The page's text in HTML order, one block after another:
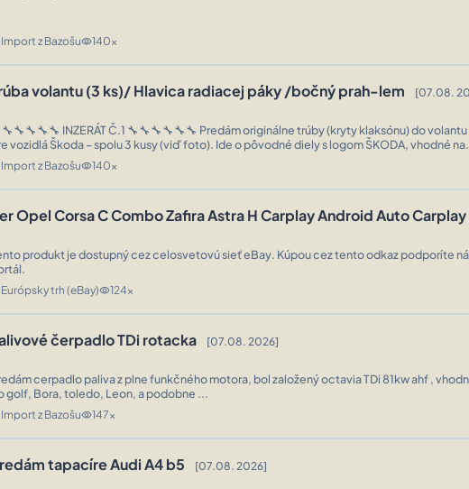
Import z Bazošuvisibility140x
volantu (3 ks)/ Hlavica radiacej páky /bočný prah-lem [07.08.
INZERÁT Č.1 🔧🔧🔧🔧🔧🔧 Predám originálne trúby (kryty klaksónu) do volantu
vozidlá Škoda – spolu 3 kusy (viď foto). Ide o pôvodné diely s logom ŠKODA, vhodné na
veterána alebo ako náhradné diely. 🔧 Stav: plast bez prasklín úchy ...
Import z Bazošuvisibility140x
Opel Corsa C Combo Zafira Astra H Carplay Android Auto
produkt je dostupný cez celosvetovú sieť eBay. Kúpou cez tento odkaz podporíte
Európsky trh (eBay)visibility124x
čerpadlo TDi rotacka [07.08. 2026]
cerpadlo paliva z plne funkčného motora, bol založený octavia TDi 81kw ahf ,
golf, Bora, toledo, Leon, a podobne ...
Import z Bazošuvisibility147x
tapacíre Audi A4 b5 [07.08. 2026]